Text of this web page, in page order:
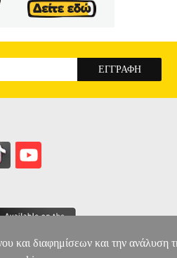
και διαφημίσεων και την ανάλυση